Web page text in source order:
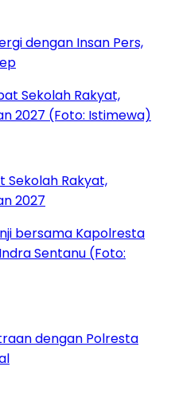
dengan Insan Pers,
Sekolah Rakyat,
2027
dengan Polresta